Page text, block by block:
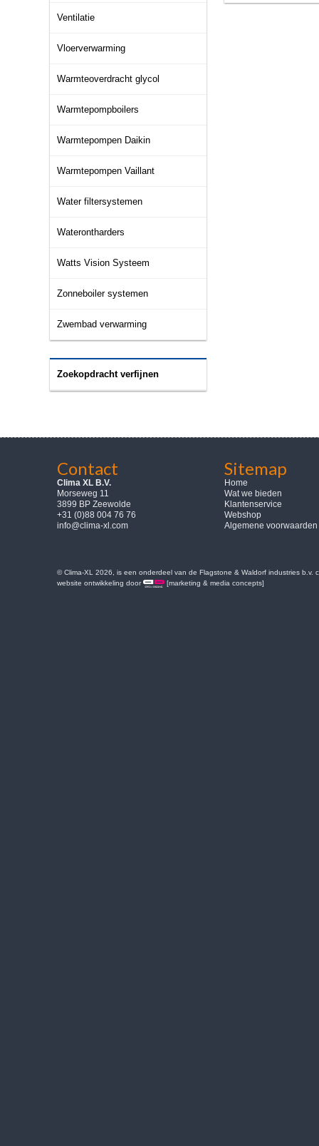
Ventilatie
Vloerverwarming
Warmteoverdracht glycol
Warmtepompboilers
Warmtepompen Daikin
Warmtepompen Vaillant
Water filtersystemen
Waterontharders
Watts Vision Systeem
Zonneboiler systemen
Zwembad verwarming
Zoekopdracht verfijnen
Contact
Clima XL B.V.
Morseweg 11
3899 BP Zeewolde
+31 (0)88 004 76 76
info@clima-xl.com
Sitemap
Home
Wat we bieden
Klantenservice
Webshop
Algemene voorwaarden
© Clima-XL 2026, is een onderdeel van de Flagstone & Waldorf industries b.v.
website ontwikkeling door
[marketing & media concepts]